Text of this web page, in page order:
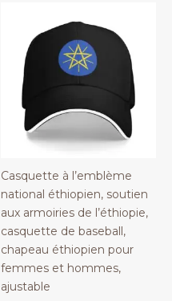
Casquette à l’emblème
national éthiopien, soutien
aux armoiries de l’éthiopie,
casquette de baseball,
chapeau éthiopien pour
femmes et hommes,
ajustable